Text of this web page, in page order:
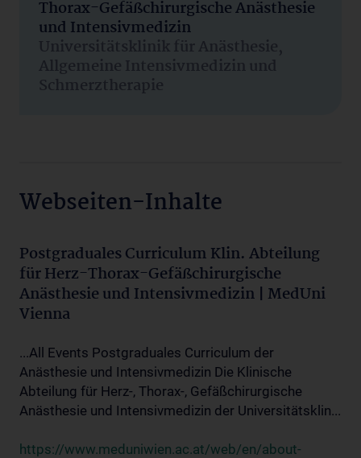
Thorax-Gefäßchirurgische Anästhesie
und Intensivmedizin
Universitätsklinik für Anästhesie,
Allgemeine Intensivmedizin und
Schmerztherapie
Webseiten-Inhalte
Postgraduales Curriculum Klin. Abteilung
für Herz-Thorax-Gefäßchirurgische
Anästhesie und Intensivmedizin | MedUni
Vienna
...All Events Postgraduales Curriculum der
Anästhesie und Intensivmedizin Die Klinische
Abteilung für Herz-, Thorax-, Gefäßchirurgische
Anästhesie und Intensivmedizin der Universitätsklin...
https://www.meduniwien.ac.at/web/en/about-